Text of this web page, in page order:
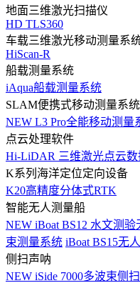
地面三维激光扫描仪
HD TLS360
车载三维激光移动测量系
HiScan-R
船载测量系统
iAqua船载测量系统
SLAM便携式移动测量系统
NEW L3 Pro全能移动测量
点云处理软件
Hi-LiDAR 三维激光点云
K系列海洋定位定向设备
K20高精度分体式RTK
智能无人测量船
NEW iBoat BS12 水文测验
束测量系统 iBoat BS15无
侧扫声呐
NEW iSide 7000多波束侧